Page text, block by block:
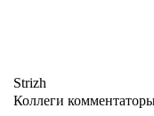
Strizh
Коллеги